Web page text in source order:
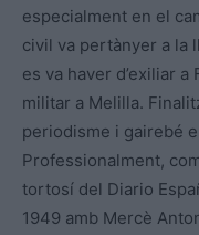
especialment en el
civil va pertànyer a la
es va haver d’exiliar
militar a Melilla.
periodisme i gairebé
Professionalment,
tortosí del Diario
1949 amb Mercè